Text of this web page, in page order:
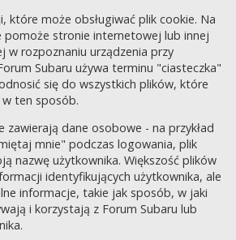
które może obsługiwać plik cookie. Na
pomoże stronie internetowej lub innej
w rozpoznaniu urządzenia przy
Subaru używa terminu "ciasteczka"
się do wszystkich plików, które
ten sposób.
zawierają dane osobowe - na przykład
mnie" podczas logowania, plik
nazwę użytkownika. Większość plików
identyfikujących użytkownika, ale
informacje, takie jak sposób, w jaki
i korzystają z Forum Subaru lub